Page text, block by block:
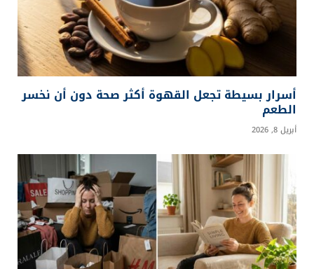
أسرار بسيطة تجعل القهوة أكثر صحة دون أن نخسر
الطعم
أبريل 8, 2026